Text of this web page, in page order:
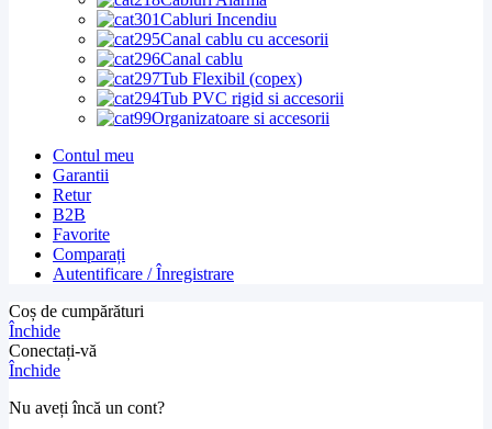
Cabluri Incendiu
Canal cablu cu accesorii
Canal cablu
Tub Flexibil (copex)
Tub PVC rigid si accesorii
Organizatoare si accesorii
Contul meu
Garantii
Retur
B2B
Favorite
Comparați
Autentificare / Înregistrare
Coș de cumpărături
Închide
Conectați-vă
Închide
Nu aveți încă un cont?